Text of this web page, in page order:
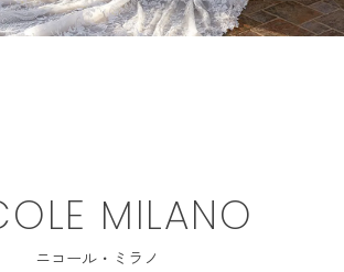
CONTACT
MILANO
ニコール・ミラノ